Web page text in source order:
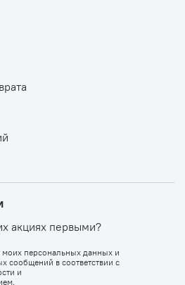
акциях первыми?
персональных данных и
сообщений в соответствии с
и
.